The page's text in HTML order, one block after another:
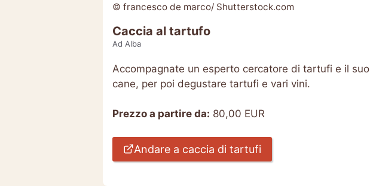
© francesco de marco/ Shutterstock.com
Caccia al tartufo
Ad Alba
Accompagnate un esperto cercatore di tartufi e il suo
cane, per poi degustare tartufi e vari vini.
Prezzo a partire da: 80,00 EUR
Andare a caccia di tartufi